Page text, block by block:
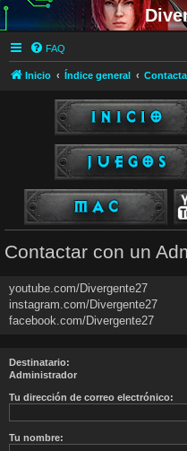
FAQ
Inicio Índice general
Contactar con un
youtube.com/Divergente27
instagram.com/Divergente27
facebook.com/Divergente27
Destinatario:
Administrador
Tu dirección de correo electrónico:
Tu nombre: